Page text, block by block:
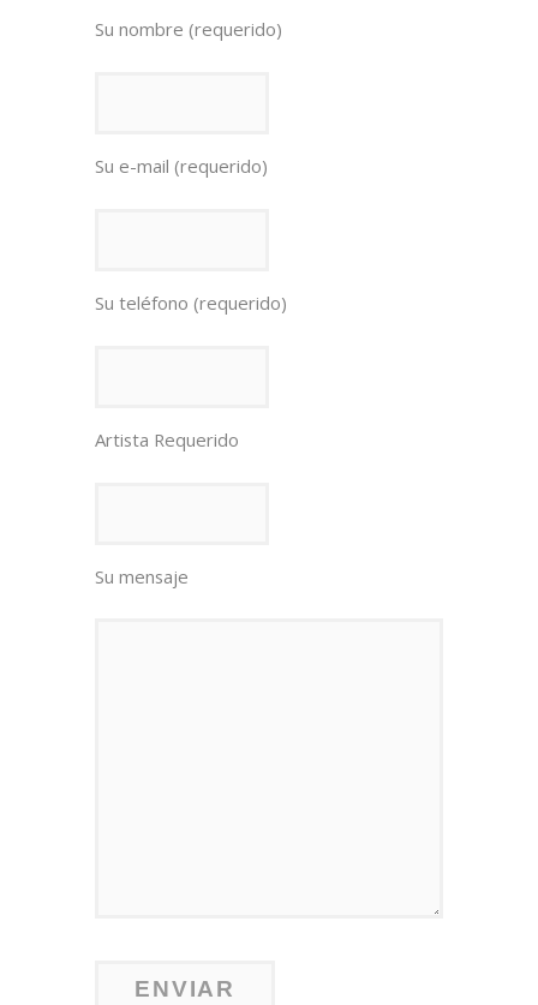
Su nombre (requerido)
Su e-mail (requerido)
Su teléfono (requerido)
Artista Requerido
Su mensaje